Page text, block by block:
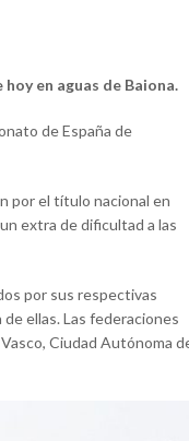
en aguas de Baiona.
de España de
por el título nacional en
extra de dificultad a las
por sus respectivas
ellas. Las federaciones
Ciudad Autónoma